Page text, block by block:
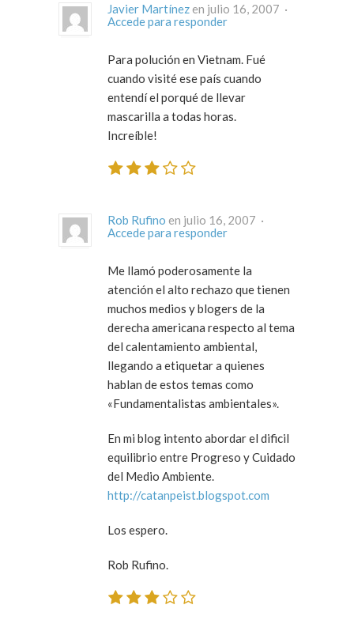
Javier Martínez
en julio 16, 2007 ·
Accede para responder
Para polución en Vietnam. Fué
cuando visité ese país cuando
entendí el porqué de llevar
mascarilla a todas horas.
Increíble!
Rob Rufino
en julio 16, 2007 ·
Accede para responder
Me llamó poderosamente la
atención el alto rechazo que tienen
muchos medios y blogers de la
derecha americana respecto al tema
del calentamiento ambiental,
llegando a etiquetar a quienes
hablan de estos temas como
«Fundamentalistas ambientales».
En mi blog intento abordar el dificil
equilibrio entre Progreso y Cuidado
del Medio Ambiente.
http://catanpeist.blogspot.com
Los espero.
Rob Rufino.